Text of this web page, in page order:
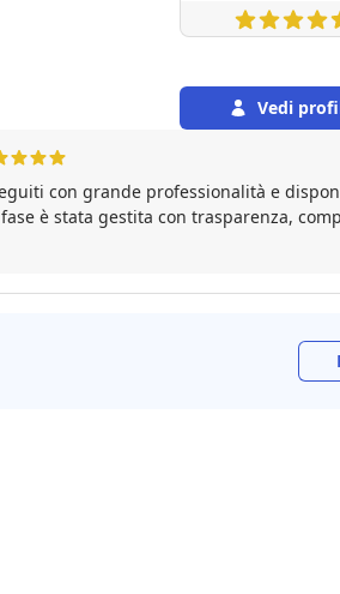
Vedi
con grande professionalità e
è stata gestita con trasparenza,
a Fabrizio e Simone per la